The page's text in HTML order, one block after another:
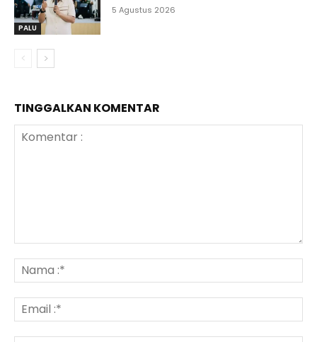
PALU
5 Agustus 2026
TINGGALKAN KOMENTAR
:*
:*